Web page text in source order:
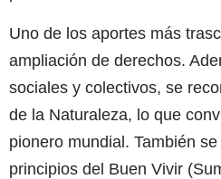
Uno de los aportes más
ampliación de derechos.
sociales y colectivos, se
de la Naturaleza, lo que
pionero mundial. También
principios del Buen Vivir